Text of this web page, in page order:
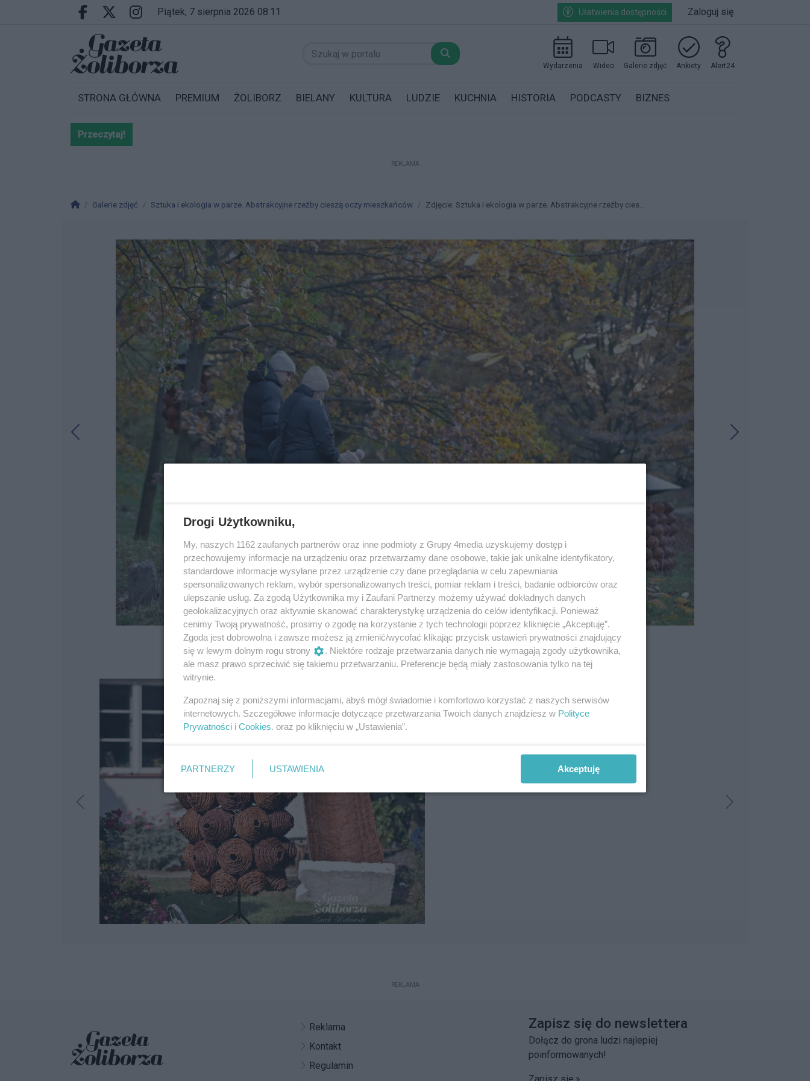
Przejdź do głównych treści
Przejdź do wyszukiwarki
Przejdź do głównego menu
Facebook.com
X.comInstagram.com
piątek, 7 sierpnia 2026 08:11 Ułatwienia dostępności Zaloguj się
Wydarzenia Wideo Galerie zdjęć Ankiety Alert24
STRONA GŁÓWNA PREMIUM ŻOLIBORZ BIELANY KULTURA LUDZIE KUCHNIA HISTORIA PODCASTY BIZNES
Przeczytaj!
REKLAMA
Strona główna
Galerie zdjęć Sztuka i ekologia w parze. Abstrakcyjne rzeźby cieszą oczy mieszkańców Zdjęcie: Sztuka i ekologia w parze. Abstrakcyjne rzeźby cies...
73 / 73
REKLAMA
Reklama
Kontakt
Regulamin
Zapisz się do newslettera
Dołącz do grona ludzi najlepiej
poinformowanych!
Drogi Użytkowniku,
My, naszych 1162 zaufanych partnerów oraz inne podmioty z Grupy 4media uzyskujemy dostęp i
przechowujemy informacje na urządzeniu oraz przetwarzamy dane osobowe, takie jak unikalne identyfikatory,
standardowe informacje wysyłane przez urządzenie czy dane przeglądania w celu zapewniania
spersonalizowanych reklam, wybór spersonalizowanych treści, pomiar reklam i treści, badanie odbiorców oraz
ulepszanie usług. Za zgodą Użytkownika my i Zaufani Partnerzy możemy używać dokładnych danych
geolokalizacyjnych oraz aktywnie skanować charakterystykę urządzenia do celów identyfikacji. Ponieważ
cenimy Twoją prywatność, prosimy o zgodę na korzystanie z tych technologii poprzez kliknięcie „Akceptuję”.
Zgoda jest dobrowolna i zawsze możesz ją zmienić/wycofać klikając przycisk ustawień prywatności znajdujący
się w lewym dolnym rogu strony
. Niektóre rodzaje przetwarzania danych nie wymagają zgody użytkownika,
ale masz prawo sprzeciwić się takiemu przetwarzaniu. Preferencje będą miały zastosowania tylko na tej
witrynie.
Zapoznaj się z poniższymi informacjami, abyś mógł świadomie i komfortowo korzystać z naszych serwisów
internetowych. Szczegółowe informacje dotyczące przetwarzania Twoich danych znajdziesz w Polityce
Prywatności i Cookies . oraz po kliknięciu w „Ustawienia”.
PARTNERZY USTAWIENIA Akceptuję